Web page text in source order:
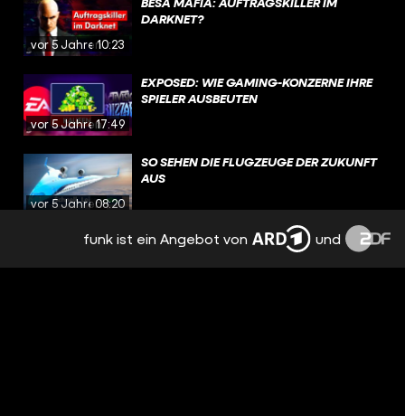
vor 5 Jahren10:23
DARKNET?
vor 5 Jahren17:49
EXPOSED: WIE GAMING-KONZERNE IHRE
SPIELER AUSBEUTEN
vor 5 Jahren08:20
SO SEHEN DIE FLUGZEUGE DER ZUKUNFT
AUS
DER SCHLIMMSTE MCDONALD’S DER
funk ist ein Angebot von und